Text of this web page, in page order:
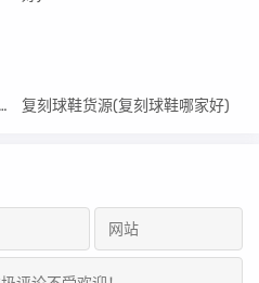
高仿潮牌衣服直销厂家_潮牌男装高仿货源 复刻球鞋货源(复刻球鞋哪家好)